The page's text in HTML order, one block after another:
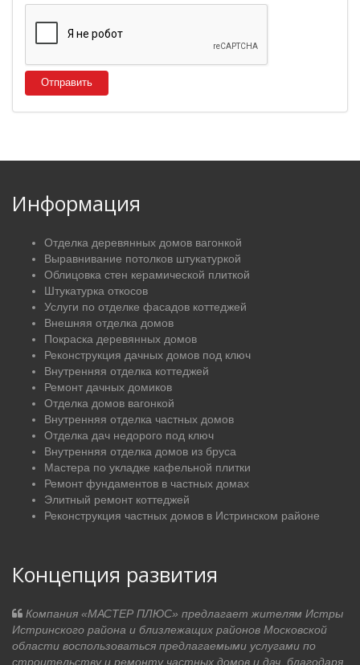
Отправить
Информация
Отделка деревянных домов вагонкой
Выравнивание потолков штукатуркой
Облицовка стен керамической плиткой
Штукатурка откосов
Услуги по отделке фасадов коттеджей
Внешняя отделка домов
Покраска деревянных домов
Реконструкция дачных домов под ключ
Внутренняя отделка коттеджей
Ремонт дачных домиков
Отделка домов вагонкой
Внутренняя отделка частных домов
Отделка дач недорого под ключ
Внутренняя отделка домов из бруса
Мастера по укладке кафельной плитки
Ремонт фундаментов в частных домах
Элитный ремонт коттеджей
Реконструкция частных домов в Истринском районе
Концепция развития
Компания «МАСТЕР ПЛЮС» предлагает жителям Истры
Истринского района и близлежащих районов Московской
области воспользоваться предлагаемыми услугами по
строительству и ремонту частных домов и дач, благодаря